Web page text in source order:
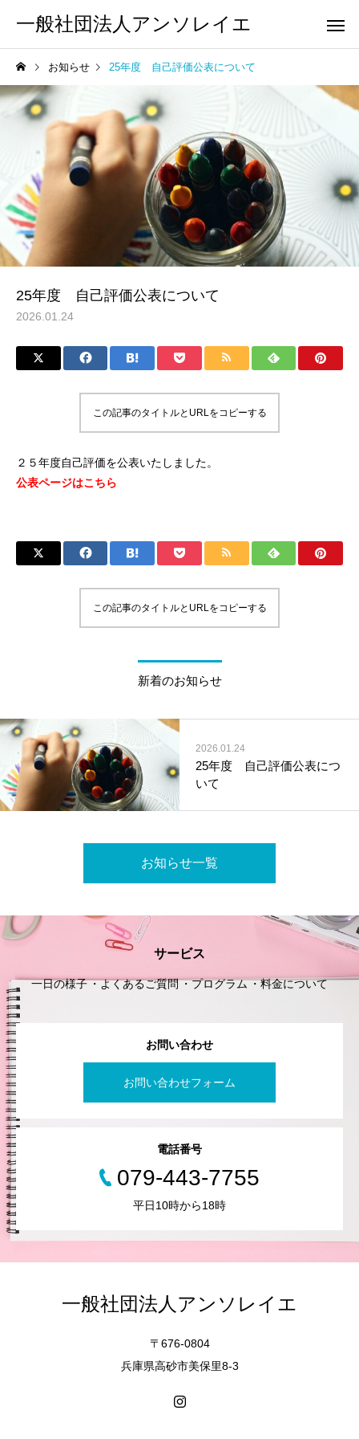
一般社団法人アンソレイエ
お知らせ 25年度 自己評価公表について
25年度 自己評価公表について
2026.01.24
この記事のタイトルとURLをコピーする
２５年度自己評価を公表いたしました。
公表ページはこちら
この記事のタイトルとURLをコピーする
新着のお知らせ
2026.01.24
25年度 自己評価公表につ
いて
お知らせ一覧
サービス
一日の様子 よくあるご質問 プログラム 料金について
お問い合わせ
お問い合わせフォーム
電話番号
079-443-7755
平日10時から18時
一般社団法人アンソレイエ
〒676-0804
兵庫県高砂市美保里8-3